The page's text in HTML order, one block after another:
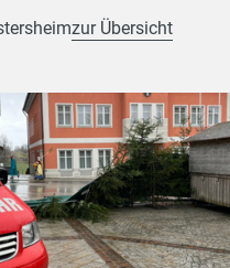
zur Übersicht